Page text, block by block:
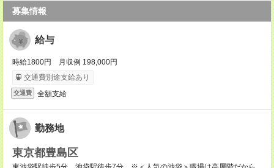
募集情報
給与
時給1800円 月収例 198,000円
交通費別途支給あり
交通費 全額支給
勤務地
東京都豊島区